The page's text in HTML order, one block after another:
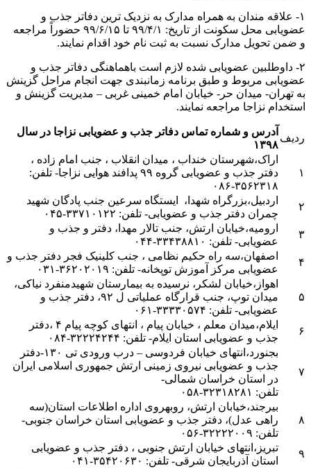
۱- علاقه مندان به همراه مدارک به نزدیک ترین دفاتر جذب و
عضویابی محل سکونت از تاریخ: ۹۹/۴/۱ تا ۹۹/۶/۱۵ حضوراً مراجعه
و ضمن تحویل مدارک نسبت به ثبت نام خود اقدام نمایند.
۲- داوطلبین عضویابی شده لازم است باهماهنگی دفاتر جذب و
عضویابی مربوط و طبق برنامه زمانبندی جهت انجام مراحل گزینش
به تهران- میدان حر- خیابان امام خمینی غربی – مدیریت گزینش و
استخدام نزاجا مراجعه نمایند.
ردیف
آدرس و شماره تماس دفاتر جذب و عضویابی نزاجا در سال
۱۳۹۸
۱
اراک،شهرستان خنداب ، میدان انقلاب ، جنب امام زاده ،
دفتر جذب و عضویابی گروه ۹۹ پدافند هوایی نزاجا- تلفن:
۳۵۶۲۳۱۸-۰۸۶
۲
اردبیل،بزرگراه شهدا، ایستگاه سرعین جنب پادگان شهید
چمران دفتر جذب و عضویابی- تلفن: ۳۳۷۱۰۱۲۲-۰۴۵
۳
ارومیه،خیابان ارتش، جنب تالار مهدا، دفتر و جذب و
عضویابی- تلفن: ۳۳۴۳۸۸۱۰-۰۴۴
۴
اصفهان،سه راه حکیم نظامی ، جنب کلینیک فجر دفتر جذب و
عضویابی مرکز آموزش توپخانه- تلفن: ۳۶۲۰۲۰۱۹-۰۳۱
۵
اهواز ،خیابان لشکر، نرسیده به بیمارستان شهیدمنفرد نیاکی،
میدان توپ، جنب قرارگاه عملیاتی ل ۹۲، دفتر جذب و
عضویابی- تلفن: ۳۳۳۳۰۵۷۴-۰۶۱
۶
ایلام
،میدان معلم ، خیابان پیام ، انتهای کوچه پیام ۴ ،دفتر
جذب و عضویابی استان ایلام- تلفن: ۳۲۲۲۴۲۴۴-۰۸۴
۷
بجنورد
،انتهای خیابان فردوسی – درب ورودی تی ۱۳۰-دفتر
جذب و عضویابی نیروی زمینی ارتش جمهوری اسلامی ایران
در استان خراسان شمالی-
تلفن: ۳۲۳۱۸۲۸۱-۰۵۸
۸
بیرجند،خیابان ارتش، روبه‏روی اداره اطلاعات استان(سه
راهی عدل)، دفتر جذب و عضویابی استان خراسان جنوبی-
تلفن: ۳۲۲۲۲۰۰۹-۰۵۶
۹
تبریز ،انتهای خیابان ارتش جنوبی ، دفتر جذب و عضویابی
استان آذربایجان شرقی- تلفن: ۳۵۴۲۰۶۳۰-۰۴۱